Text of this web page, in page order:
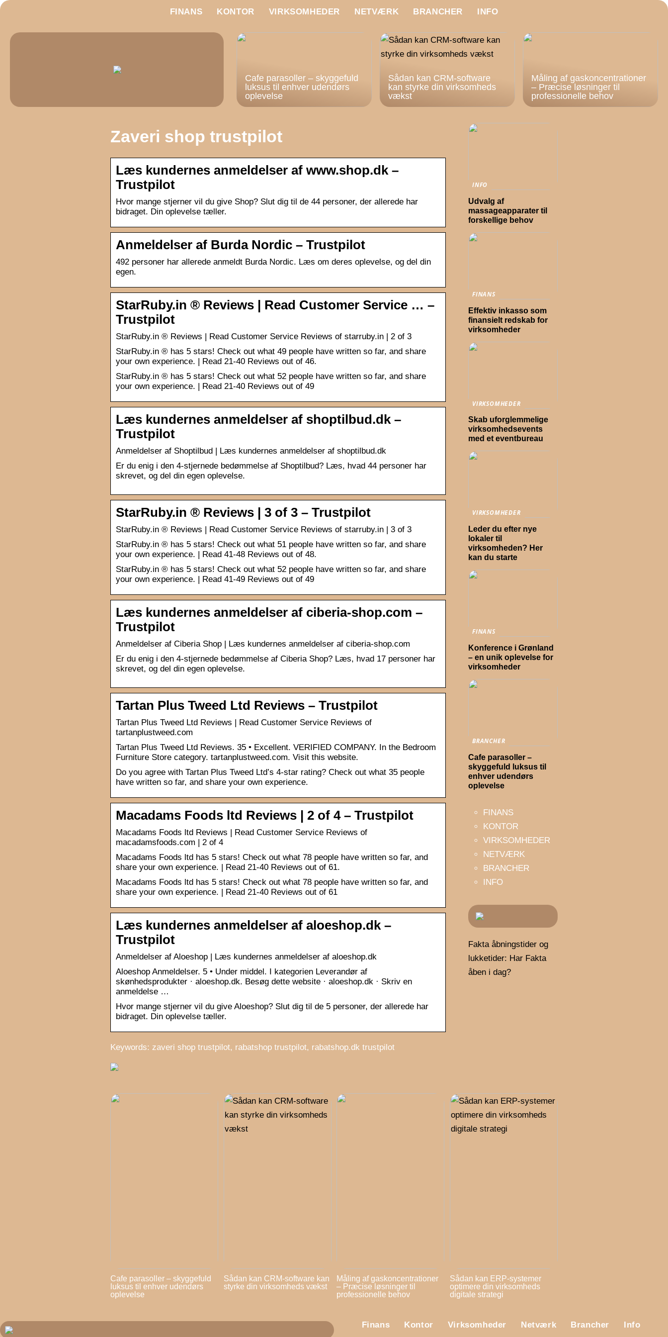
FINANS KONTOR VIRKSOMHEDER NETVÆRK BRANCHER INFO
Cafe parasoller – skyggefuld
luksus til enhver udendørs
oplevelse
Sådan kan CRM-software
kan styrke din virksomheds
vækst
Måling af gaskoncentrationer
– Præcise løsninger til
professionelle behov
Zaveri shop trustpilot
Læs kundernes anmeldelser af www.shop.dk –
Trustpilot
Hvor mange stjerner vil du give Shop? Slut dig til de 44 personer, der allerede har
bidraget. Din oplevelse tæller.
Anmeldelser af Burda Nordic – Trustpilot
492 personer har allerede anmeldt Burda Nordic. Læs om deres oplevelse, og del din
egen.
StarRuby.in ® Reviews | Read Customer Service … –
Trustpilot
StarRuby.in ® Reviews | Read Customer Service Reviews of starruby.in | 2 of 3
StarRuby.in ® has 5 stars! Check out what 49 people have written so far, and share
your own experience. | Read 21-40 Reviews out of 46.
StarRuby.in ® has 5 stars! Check out what 52 people have written so far, and share
your own experience. | Read 21-40 Reviews out of 49
Læs kundernes anmeldelser af shoptilbud.dk –
Trustpilot
Anmeldelser af Shoptilbud | Læs kundernes anmeldelser af shoptilbud.dk
Er du enig i den 4-stjernede bedømmelse af Shoptilbud? Læs, hvad 44 personer har
skrevet, og del din egen oplevelse.
StarRuby.in ® Reviews | 3 of 3 – Trustpilot
StarRuby.in ® Reviews | Read Customer Service Reviews of starruby.in | 3 of 3
StarRuby.in ® has 5 stars! Check out what 51 people have written so far, and share
your own experience. | Read 41-48 Reviews out of 48.
StarRuby.in ® has 5 stars! Check out what 52 people have written so far, and share
your own experience. | Read 41-49 Reviews out of 49
Læs kundernes anmeldelser af ciberia-shop.com –
Trustpilot
Anmeldelser af Ciberia Shop | Læs kundernes anmeldelser af ciberia-shop.com
Er du enig i den 4-stjernede bedømmelse af Ciberia Shop? Læs, hvad 17 personer har
skrevet, og del din egen oplevelse.
Tartan Plus Tweed Ltd Reviews – Trustpilot
Tartan Plus Tweed Ltd Reviews | Read Customer Service Reviews of
tartanplustweed.com
Tartan Plus Tweed Ltd Reviews. 35 • Excellent. VERIFIED COMPANY. In the Bedroom
Furniture Store category. tartanplustweed.com. Visit this website.
Do you agree with Tartan Plus Tweed Ltd’s 4-star rating? Check out what 35 people
have written so far, and share your own experience.
Macadams Foods ltd Reviews | 2 of 4 – Trustpilot
Macadams Foods ltd Reviews | Read Customer Service Reviews of
macadamsfoods.com | 2 of 4
Macadams Foods ltd has 5 stars! Check out what 78 people have written so far, and
share your own experience. | Read 21-40 Reviews out of 61.
Macadams Foods ltd has 5 stars! Check out what 78 people have written so far, and
share your own experience. | Read 21-40 Reviews out of 61
Læs kundernes anmeldelser af aloeshop.dk –
Trustpilot
Anmeldelser af Aloeshop | Læs kundernes anmeldelser af aloeshop.dk
Aloeshop Anmeldelser. 5 • Under middel. I kategorien Leverandør af
skønhedsprodukter · aloeshop.dk. Besøg dette website · aloeshop.dk · Skriv en
anmeldelse …
Hvor mange stjerner vil du give Aloeshop? Slut dig til de 5 personer, der allerede har
bidraget. Din oplevelse tæller.
Keywords: zaveri shop trustpilot, rabatshop trustpilot, rabatshop.dk trustpilot
INFO
Udvalg af
massageapparater til
forskellige behov
FINANS
Effektiv inkasso som
finansielt redskab for
virksomheder
VIRKSOMHEDER
Skab uforglemmelige
virksomhedsevents
med et eventbureau
VIRKSOMHEDER
Leder du efter nye
lokaler til
virksomheden? Her
kan du starte
FINANS
Konference i Grønland
– en unik oplevelse for
virksomheder
BRANCHER
Cafe parasoller –
skyggefuld luksus til
enhver udendørs
oplevelse
FINANS
KONTOR
VIRKSOMHEDER
NETVÆRK
BRANCHER
INFO
Fakta åbningstider og
lukketider: Har Fakta
åben i dag?
Cafe parasoller – skyggefuld
luksus til enhver udendørs
oplevelse
Sådan kan CRM-software kan
styrke din virksomheds vækst
Måling af gaskoncentrationer
– Præcise løsninger til
professionelle behov
Sådan kan ERP-systemer
optimere din virksomheds
digitale strategi
Finans Kontor Virksomheder Netværk Brancher Info